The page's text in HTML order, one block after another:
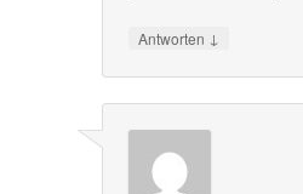
Antworten ↓